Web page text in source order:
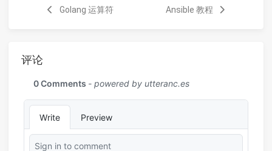
Golang 运算符 Ansible 教程
评论